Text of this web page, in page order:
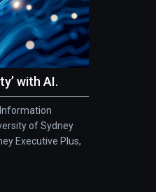
with AI.
of Sydney
Executive Plus,